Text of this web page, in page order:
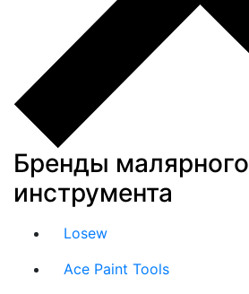
Бренды малярного
инструмента
Losew
Ace Paint Tools